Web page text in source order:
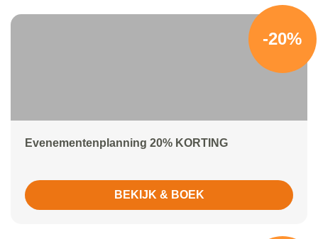
-20%
Evenementenplanning 20% KORTING
BEKIJK & BOEK